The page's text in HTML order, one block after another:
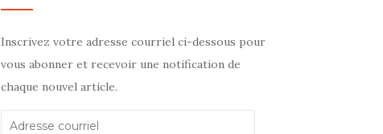
Inscrivez votre adresse courriel ci-dessous pour
vous abonner et recevoir une notification de
chaque nouvel article.
Adresse